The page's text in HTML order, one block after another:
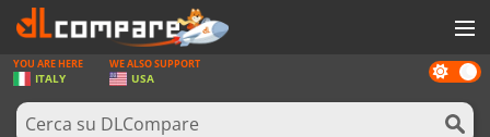
GIOCHI
PREPAGATE
Dark
mode
YOU ARE HERE
ITALY
WE ALSO SUPPORT
USA